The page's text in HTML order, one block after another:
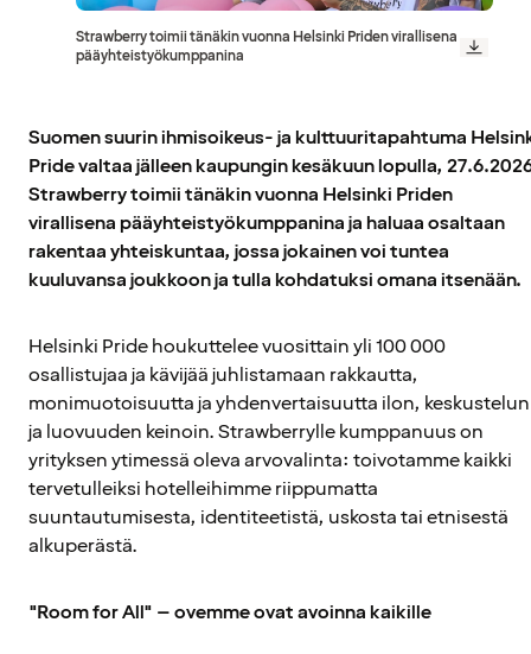
Strawberry toimii tänäkin vuonna Helsinki Priden virallisena
pääyhteistyökumppanina
Suomen suurin ihmisoikeus- ja kulttuuritapahtuma
Pride valtaa jälleen kaupungin kesäkuun lopulla,
Strawberry toimii tänäkin vuonna Helsinki Priden
virallisena pääyhteistyökumppanina ja haluaa osaltaan
rakentaa yhteiskuntaa, jossa jokainen voi tuntea
kuuluvansa joukkoon ja tulla kohdatuksi omana itsenään.
Helsinki Pride houkuttelee vuosittain yli 100 000
osallistujaa ja kävijää juhlistamaan rakkautta,
monimuotoisuutta ja yhdenvertaisuutta ilon, keskustelun
ja luovuuden keinoin. Strawberrylle kumppanuus on
yrityksen ytimessä oleva arvovalinta: toivotamme kaikki
tervetulleiksi hotelleihimme riippumatta
suuntautumisesta, identiteetistä, uskosta tai etnisestä
alkuperästä.
"Room for All" – ovemme ovat avoinna kaikille